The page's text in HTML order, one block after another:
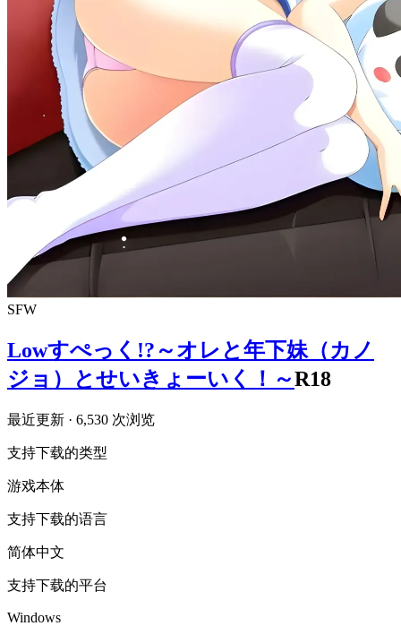
SFW
Lowすぺっく!?～オレと年下妹（カノ
ジョ）とせいきょーいく！～R18
最近更新 · 6,530 次浏览
支持下载的类型
游戏本体
支持下载的语言
简体中文
支持下载的平台
Windows